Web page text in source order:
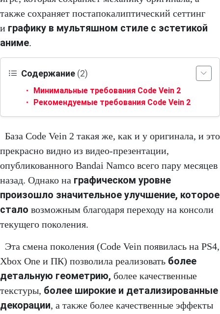
также сохраняет постапокалиптический сеттинг
и графику в мультяшном стиле с эстетикой
аниме.
Содержание (2)
Минимальные требования Code Vein 2
Рекомендуемые требования Code Vein 2
База Code Vein 2 такая же, как и у оригинала, и это
прекрасно видно из видео-презентации,
опубликованного Bandai Namco всего пару месяцев
назад. Однако на графическом уровне
произошло значительное улучшение, которое
стало возможным благодаря переходу на консоли
текущего поколения.
Эта смена поколения (Code Vein появилась на PS4,
Xbox One и ПК) позволила реализовать более
детальную геометрию, более качественные
текстуры, более широкие и детализированные
декорации, а также более качественные эффекты